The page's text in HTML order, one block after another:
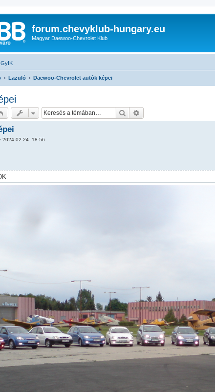
forum.chevyklub-hungary.eu
Magyar Daewoo-Chevrolet Klub
GyIK
Lazuló Daewoo-Chevrolet autók képei
Keresés
2024.02.24. 18:56